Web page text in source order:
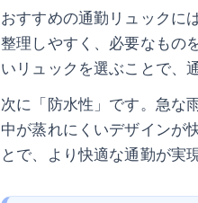
おすすめの通勤リュックに
整理しやすく、必要なもの
いリュックを選ぶことで、
次に「防水性」です。急な
中が蒸れにくいデザインが
とで、より快適な通勤が実